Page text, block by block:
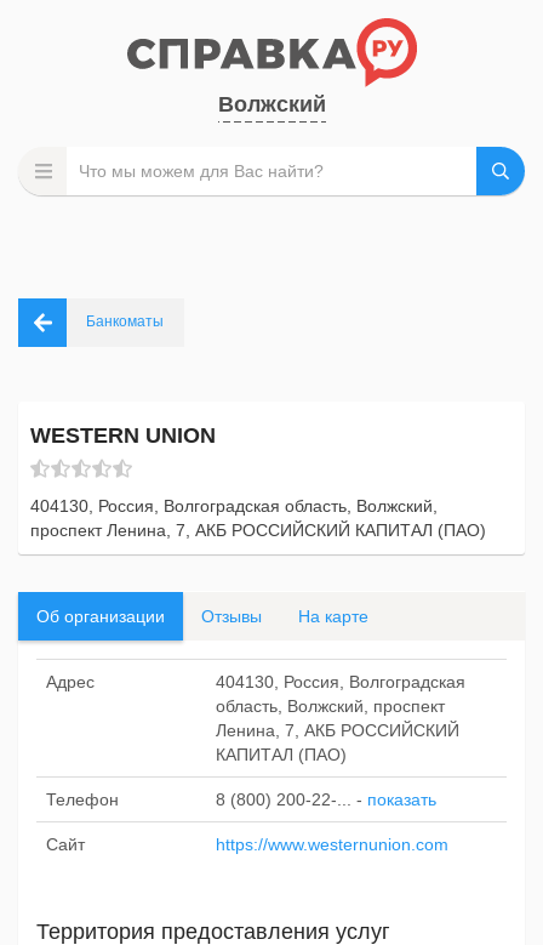
Волжский
Банкоматы
WESTERN UNION
404130, Россия, Волгоградская область, Волжский,
проспект Ленина, 7, АКБ РОССИЙСКИЙ КАПИТАЛ (ПАО)
Об организации Отзывы На карте
Адрес
404130, Россия, Волгоградская
область, Волжский, проспект
Ленина, 7, АКБ РОССИЙСКИЙ
КАПИТАЛ (ПАО)
Телефон 8 (800) 200-22-... - показать
Сайт https://www.westernunion.com
Территория предоставления услуг